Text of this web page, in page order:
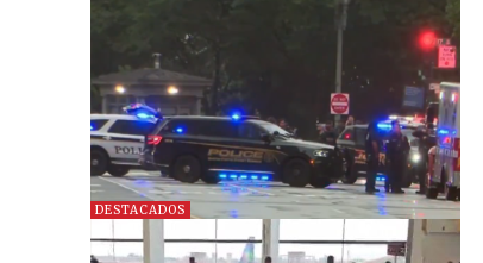
DESTACADOS